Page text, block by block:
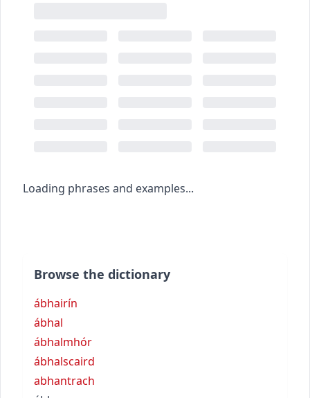
Loading phrases and examples...
Browse the dictionary
ábhairín
ábhal
ábhalmhór
ábhalscaird
abhantrach